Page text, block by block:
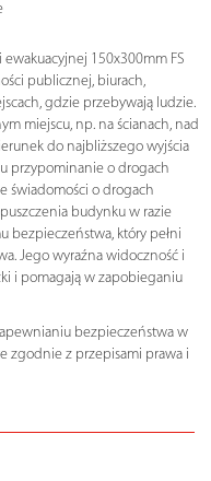
150x300mm FS
publicznej, biurach,
gdzie przebywają ludzie.
miejscu, np. na ścianach, nad
do najbliższego wyjścia
przypominanie o drogach
świadomości o drogach
budynku w razie
bezpieczeństwa, który pełni
Jego wyraźna widoczność i
i pomagają w zapobieganiu
bezpieczeństwa w
zgodnie z przepisami prawa i